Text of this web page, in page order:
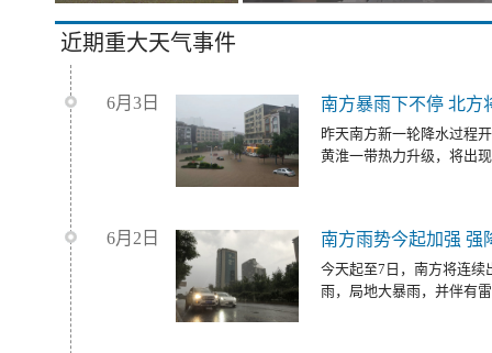
近期重大天气事件
6月3日 南方暴雨下不停 北方
昨天南方新一轮降水过程
黄淮一带热力升级，将出
6月2日 南方雨势今起加强 强
今天起至7日，南方将连续
雨，局地大暴雨，并伴有